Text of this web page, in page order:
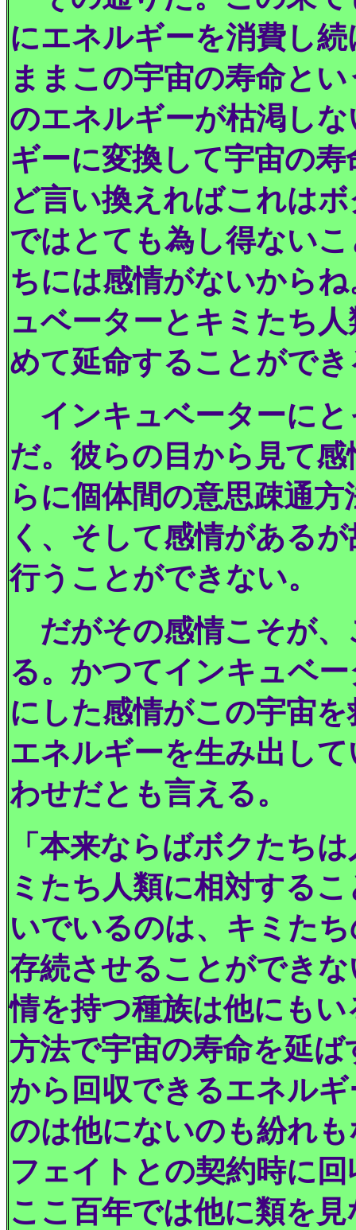
にエネルギーを消費し
ままこの宇宙の寿命と
のエネルギーが枯渇し
ギーに変換して宇宙の
ど言い換えればこれは
ではとても為し得ない
ちには感情がないから
ュベーターとキミたち
めて延命することがで
インキュベーターにと
だ。彼らの目から見て
らに個体間の意思疎通
く、そして感情がある
行うことができない。
だがその感情こそが、
る。かつてインキュベ
にした感情がこの宇宙
エネルギーを生み出し
わせだとも言える。
「本来ならばボクたち
ミたち人類に相対する
いでいるのは、キミた
存続させることができ
情を持つ種族は他にも
方法で宇宙の寿命を延
から回収できるエネル
のは他にないのも紛れ
フェイトとの契約時に
ここ百年では他に類を